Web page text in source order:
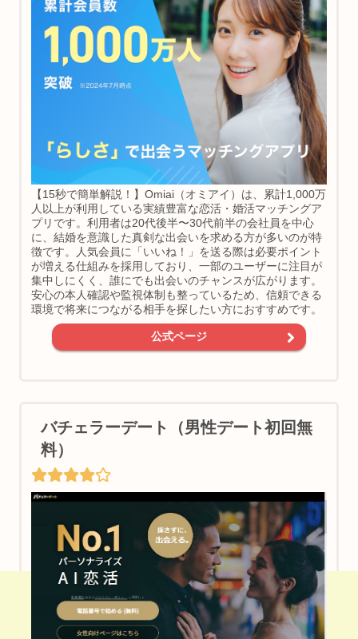
【PR】ご近所の相手に会える＆遊び友達見つかる♪
ワクワクメールはこちら♪（男女登録無料）
【15秒で簡単解説！】Omiai（オミアイ）は、累計1,000万
人以上が利用している実績豊富な恋活・婚活マッチングア
プリです。利用者は20代後半〜30代前半の会社員を中心
に、結婚を意識した真剣な出会いを求める方が多いのが特
徴です。人気会員に「いいね！」を送る際は必要ポイント
が増える仕組みを採用しており、一部のユーザーに注目が
集中しにくく、誰にでも出会いのチャンスが広がります。
安心の本人確認や監視体制も整っているため、信頼できる
環境で将来につながる相手を探したい方におすすめです。
公式ページ
バチェラーデート（男性デート初回無
料）